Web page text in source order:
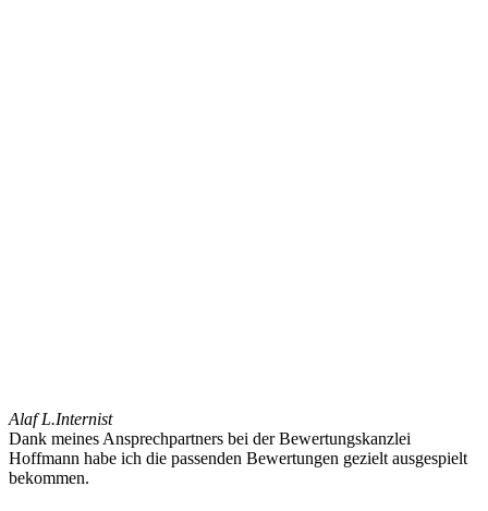
Alaf L.Internist
Dank meines Ansprechpartners bei der Bewertungskanzlei
Hoffmann habe ich die passenden Bewertungen gezielt ausgespielt
bekommen.